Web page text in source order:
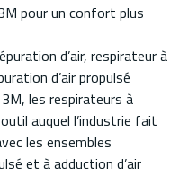
pour un confort plus
d’air, respirateur à
d’air propulsé
les respirateurs à
auquel l’industrie fait
les ensembles
et à adduction d’air